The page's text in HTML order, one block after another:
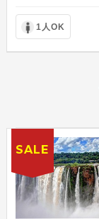
1人OK
SALE